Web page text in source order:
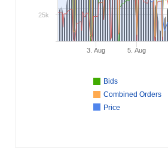
Bids
Combined Orders
Price
3. Aug 5. Aug
25k